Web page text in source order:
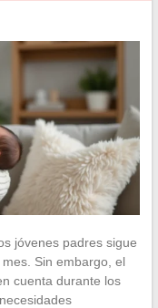
jóvenes padres sigue
Sin embargo, el
cuenta durante los